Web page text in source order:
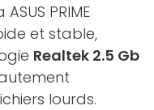
ASUS PRIME
et stable,
Realtek 2.5 Gb
lourds.